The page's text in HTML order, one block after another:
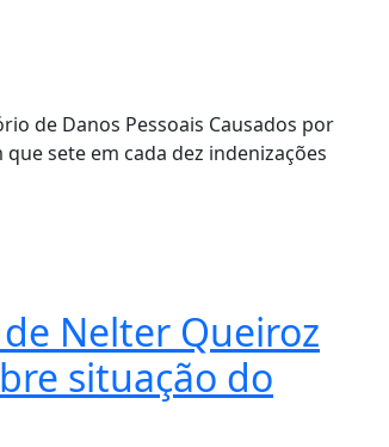
de Danos Pessoais Causados por
sete em cada dez indenizações
Nelter Queiroz
situação do